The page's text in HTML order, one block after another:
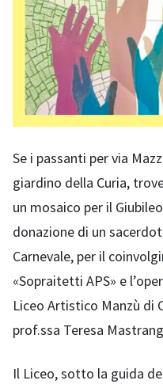
Se i passanti per via
giardino della Curia,
un mosaico per il
donazione di un
Carnevale, per il
«Sopraitetti APS» e
Liceo Artistico Manzù di
prof.ssa Teresa
Il Liceo, sotto la guida